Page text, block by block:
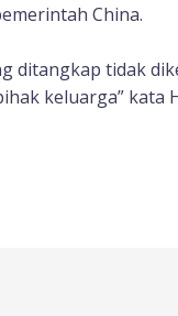
China.
ditangkap tidak
keluarga” kata